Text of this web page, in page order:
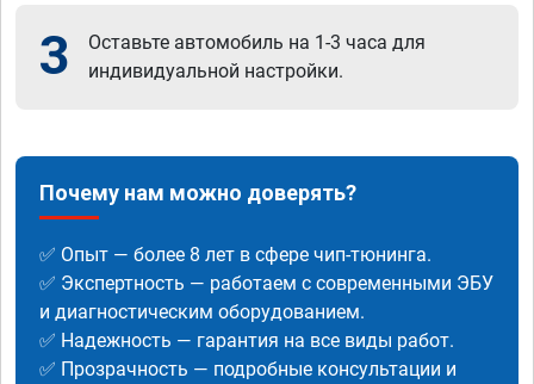
3
Оставьте автомобиль на 1-3 часа для
индивидуальной настройки.
Почему нам можно доверять?
✅ Опыт — более 8 лет в сфере чип-тюнинга.
✅ Экспертность — работаем с современными ЭБУ
и диагностическим оборудованием.
✅ Надежность — гарантия на все виды работ.
✅ Прозрачность — подробные консультации и